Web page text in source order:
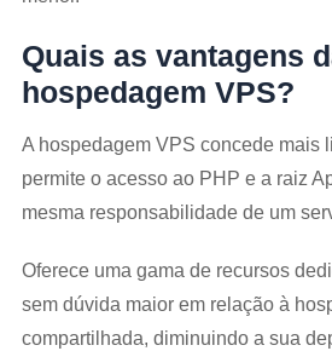
Quais as vantagens
hospedagem VPS?
A hospedagem VPS concede mais
permite o acesso ao PHP e a raiz
mesma responsabilidade de um
Oferece uma gama de recursos
sem dúvida maior em relação à
compartilhada, diminuindo a sua